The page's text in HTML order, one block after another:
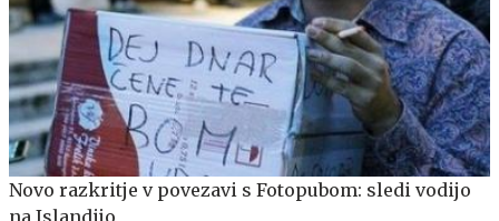
Novo razkritje v povezavi s Fotopubom: sledi vodijo
na Islandijo